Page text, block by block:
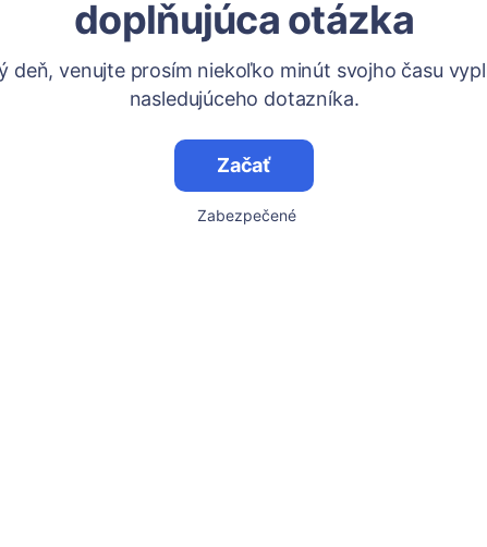
doplňujúca otázka
deň, venujte prosím niekoľko minút svojho času
nasledujúceho dotazníka.
Začať
Zabezpečené